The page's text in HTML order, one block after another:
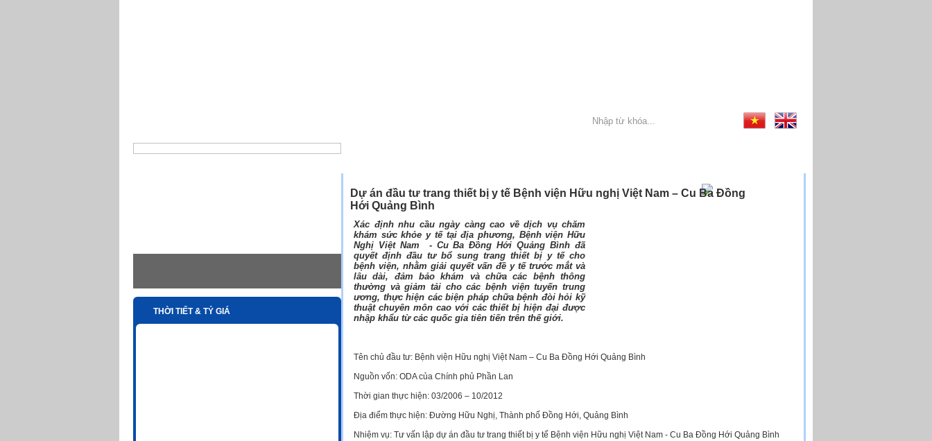
THỜI TIẾT & TỶ GIÁ
Dự án đầu tư trang thiết bị y tế Bệnh viện Hữu nghị Việt Nam – Cu Ba Đồng
Hới Quảng Bình
Xác định nhu cầu ngày càng cao về dịch vụ chăm
khám sức khỏe y tế tại địa phương, Bệnh viện Hữu
Nghị Việt Nam - Cu Ba Đồng Hới Quảng Bình đã
quyết định đầu tư bổ sung trang thiết bị y tế cho
bệnh viện, nhằm giải quyết vấn đề y tế trước mắt và
lâu dài, đảm bảo khám và chữa các bệnh thông
thường và giảm tải cho các bệnh viện tuyến trung
ương, thực hiện các biện pháp chữa bệnh đòi hỏi kỹ
thuật chuyên môn cao với các thiết bị hiện đại được
nhập khẩu từ các quốc gia tiên tiến trên thế giới.
Tên chủ đầu tư: Bệnh viện Hữu nghị Việt Nam – Cu Ba Đồng Hới Quảng Bình
Nguồn vốn: ODA của Chính phủ Phần Lan
Thời gian thực hiện: 03/2006 – 10/2012
Địa điểm thực hiện: Đường Hữu Nghị, Thành phố Đồng Hới, Quảng Bình
Nhiệm vụ: Tư vấn lập dự án đầu tư trang thiết bị y tế Bệnh viện Hữu nghị Việt Nam - Cu Ba Đồng Hới Quảng Bình